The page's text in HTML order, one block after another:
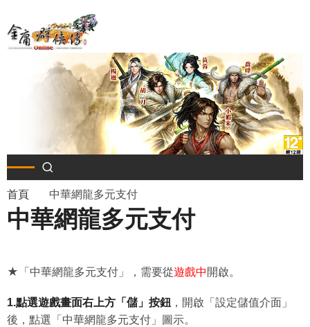
至
導
航
結
首頁 中華網龍多元支付
中華網龍多元支付
★「中華網龍多元支付」，需要從遊戲中 開啟。
1.點選遊戲畫面右上方「儲」按鈕 ，開啟「設定儲值介面」
後，點選「中華網龍多元支付」圖示。